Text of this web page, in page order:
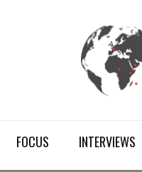
FOCUS INTERVIEWS